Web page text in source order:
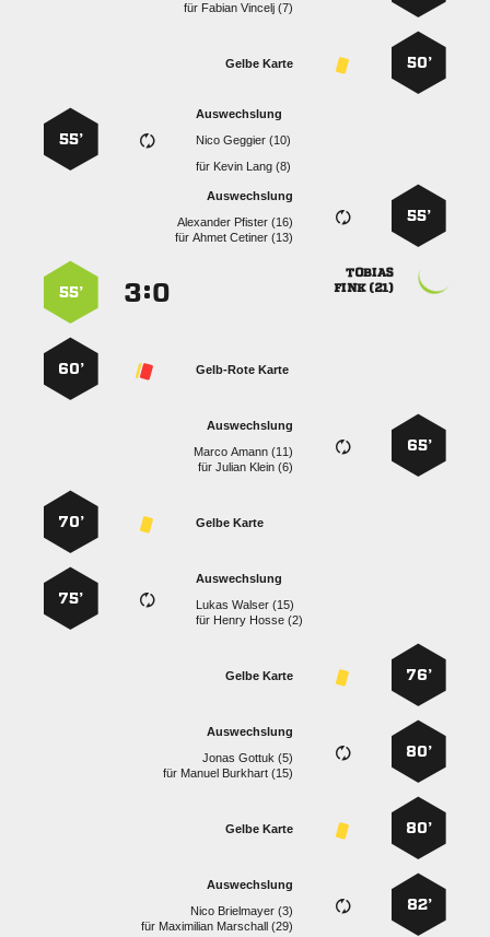
für   
50’
Gelbe Karte
Auswechslung
  
für   
55’
55’
Auswechslung
  
für  

 
:
55’
Gelb-Rote Karte
60’
65’
Auswechslung
  
für  
Gelbe Karte
70’
Auswechslung
  
für   
75’
76’
Gelbe Karte
80’
Auswechslung
  
für   
80’
Gelbe Karte
82’
Auswechslung
  
für   